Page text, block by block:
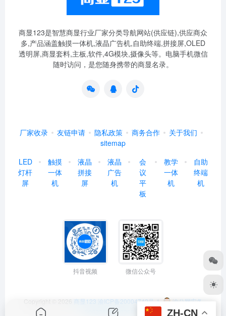
商显123是智慧商显行业厂家分类导航网站(供应链),供应商众
多,产品涵盖触摸一体机,液晶广告机,自助终端,拼接屏,OLED
透明屏,商显套料,主板,软件,4G模块,摄像头等。电脑手机微信
随时访问，是您随身携带的商显名录。
厂家收录 友链申请 隐私政策 商务合作
关于我们
sitemap
LED
灯杆
屏
触摸
一体
机
液晶
拼接
屏
液晶
广告
机
会
议
平
板
教学
一体
机
自助
终端
机
抖音视频 微信公众号
Copyright © 2026 商显123 渝ICP备20004742号-1
渝公网安备
50022602000368号
ZH-CN